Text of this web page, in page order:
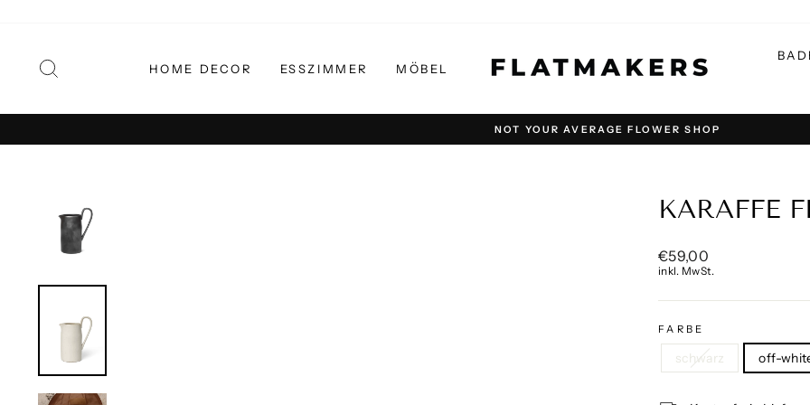
HOME DECOR ESSZIMMER MÖBEL
Pause
NOT YOUR AVERAGE FLOWER SHOP
KARAFFE
Normaler
Preis
€59,00
inkl. MwSt.
FARBE
schwarz off-